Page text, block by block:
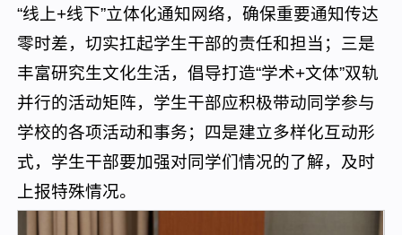
“线上+线下”立体化通知网络，确保重要通知传达
零时差，切实扛起学生干部的责任和担当；三是
丰富研究生文化生活，倡导打造“学术+文体”双轨
并行的活动矩阵，学生干部应积极带动同学参与
学校的各项活动和事务；四是建立多样化互动形
式，学生干部要加强对同学们情况的了解，及时
上报特殊情况。